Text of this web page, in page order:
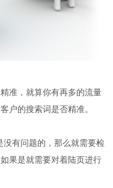
准，就算你有再多的流量
户的搜索词是否精准。
有问题的，那么就需要检
果是就需要对着陆页进行